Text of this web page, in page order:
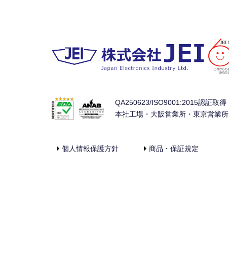
QA250623/ISO9001:2015認証取得
本社工場・大阪営業所・東京営業所
個人情報保護方針 商品・保証規定